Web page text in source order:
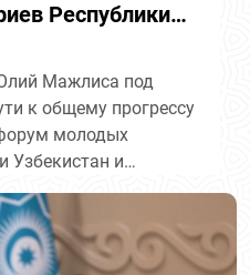
Республики
Республики
Мажлиса под
к общему прогрессу
молодых
Узбекистан и